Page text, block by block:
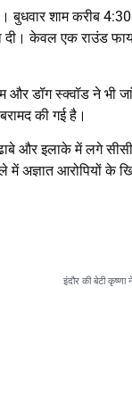
बुधवार शाम करीब
दी। केवल एक राउंड
और डॉग स्क्वॉड ने
की गई है।
और इलाके में लगे
अज्ञात आरोपियों के
इंदौर की बेटी